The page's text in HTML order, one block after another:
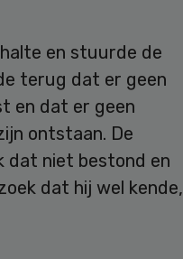
en stuurde de
terug dat er geen
en dat er geen
ontstaan. De
dat niet bestond en
dat hij wel kende,